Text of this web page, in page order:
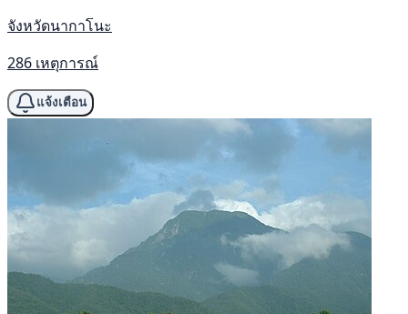
จังหวัดนากาโนะ
286 เหตุการณ์
แจ้งเตือน